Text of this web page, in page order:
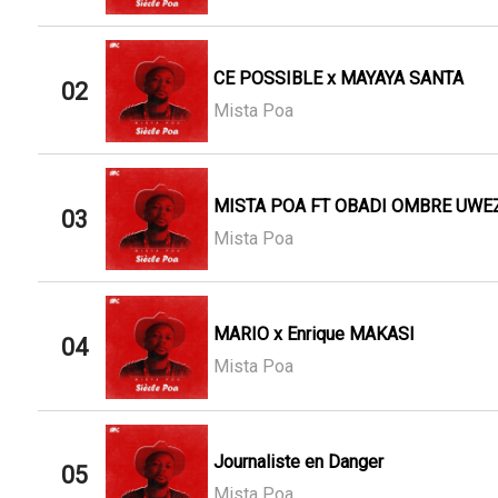
02
CE POSSIBLE x MAYAYA SANTA
Mista Poa
03
MISTA POA FT OBADI OMBRE
Mista Poa
04
MARIO x Enrique MAKASI
Mista Poa
05
Journaliste en Danger